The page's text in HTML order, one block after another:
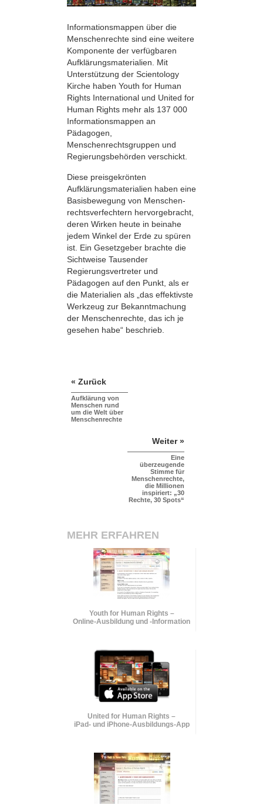
Informationsmappen über die
Menschen­rechte sind eine weitere
Komponente der verfügbaren
Aufklärungsmaterialien. Mit
Unterstützung der Scientology
Kirche haben Youth for Human
Rights International und United for
Human Rights mehr als 137 000
Informationsmappen an
Pädagogen,
Menschenrechtsgruppen und
Regierungsbehörden verschickt.
Diese preisgekrönten
Aufklärungsmaterialien haben eine
Basisbewegung von Menschen­
rechtsverfechtern hervorgebracht,
deren Wirken heute in beinahe
jedem Winkel der Erde zu spüren
ist. Ein Gesetzgeber brachte die
Sichtweise Tausender
Regierungsvertreter und
Pädagogen auf den Punkt, als er
die Materialien als „das effektivste
Werkzeug zur Bekanntmachung
der Menschenrechte, das ich je
gesehen habe“ beschrieb.
« Zurück
Aufklärung von
Menschen rund
um die Welt über
Menschenrechte
Weiter »
Eine
überzeugende
Stimme für
Menschenrechte,
die Millionen
inspiriert: „30
Rechte, 30 Spots“
MEHR ERFAHREN
Youth for Human Rights –
Online-Ausbildung und-Information
United for Human Rights –
iPad- und iPhone-Ausbildungs-App